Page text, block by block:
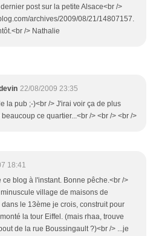
post sur la petite Alsace<br />
archives/2009/08/21/14807157.
/> Nathalie
22/08/2009 23:35
la pub ;-)<br /> J'irai voir ça de plus
ce quartier...<br /> <br /> <br />
18:41
ce blog à l'instant. Bonne pêche.<br />
village de maisons de
le 13ème je crois, construit pour
la tour Eiffel. (mais rhaa, trouve
de la rue Boussingault ?)<br /> ...je